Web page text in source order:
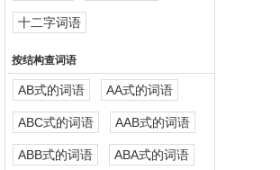
十二字词语
按结构查词语
AB式的词语 AA式的词语
ABC式的词语 AAB式的词语
ABB式的词语 ABA式的词语